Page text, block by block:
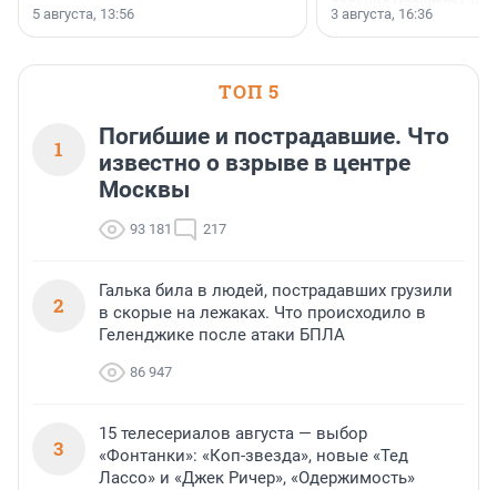
5 августа, 13:56
острова Африки и Азии,
свидетельствуют
3 августа, 16:36
ТОП 5
1
Погибшие и пострадавшие. Что
известно о взрыве в центре
Москвы
93 181 217
2
Галька била в людей, пострадавших грузили
в скорые на лежаках. Что происходило в
Геленджике после атаки БПЛА
86 947
3
15 телесериалов августа — выбор
«Фонтанки»: «Коп-звезда», новые «Тед
Лассо» и «Джек Ричер», «Одержимость»